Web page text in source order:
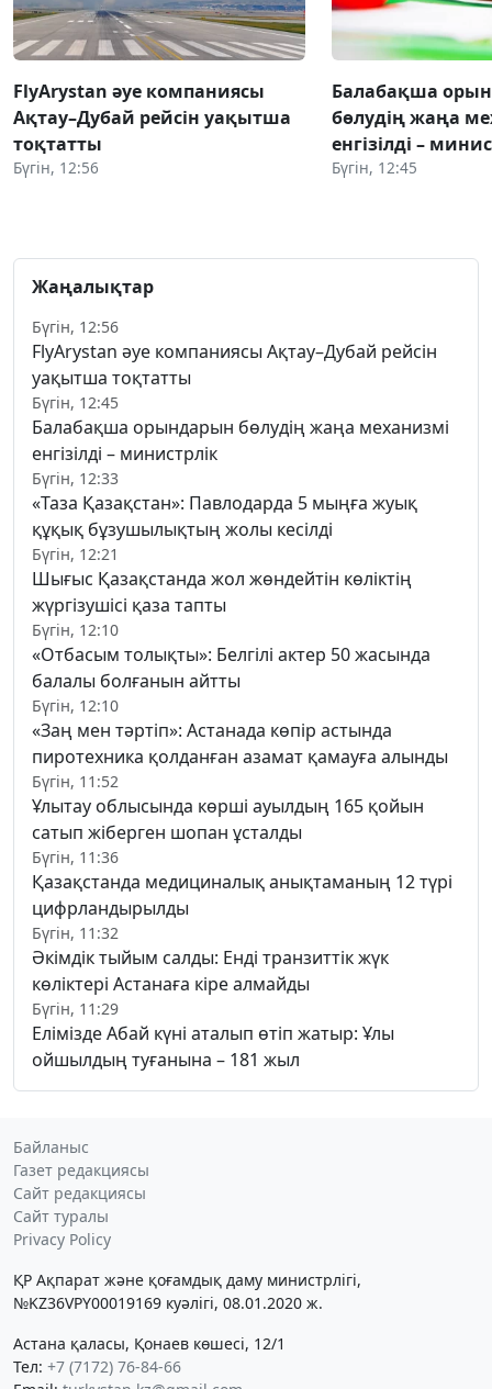
FlyArystan әуе компаниясы
Ақтау–Дубай рейсін уақытша
тоқтатты
Бүгін, 12:56
Балабақша
бөлудің жаңа
енгізілді –
Бүгін, 12:45
Жаңалықтар
Бүгін, 12:56
FlyArystan әуе компаниясы Ақтау–Дубай рейсін
уақытша тоқтатты
Бүгін, 12:45
Балабақша орындарын бөлудің жаңа механизмі
енгізілді – министрлік
Бүгін, 12:33
«Таза Қазақстан»: Павлодарда 5 мыңға жуық
құқық бұзушылықтың жолы кесілді
Бүгін, 12:21
Шығыс Қазақстанда жол жөндейтін көліктің
жүргізушісі қаза тапты
Бүгін, 12:10
«Отбасым толықты»: Белгілі актер 50 жасында
балалы болғанын айтты
Бүгін, 12:10
«Заң мен тәртіп»: Астанада көпір астында
пиротехника қолданған азамат қамауға алынды
Бүгін, 11:52
Ұлытау облысында көрші ауылдың 165 қойын
сатып жіберген шопан ұсталды
Бүгін, 11:36
Қазақстанда медициналық анықтаманың 12 түрі
цифрландырылды
Бүгін, 11:32
Әкімдік тыйым салды: Енді транзиттік жүк
көліктері Астанаға кіре алмайды
Бүгін, 11:29
Елімізде Абай күні аталып өтіп жатыр: Ұлы
ойшылдың туғанына – 181 жыл
Байланыс
Газет редакциясы
Сайт редакциясы
Сайт туралы
Privacy Policy
ҚР Ақпарат және қоғамдық даму министрлігі,
№KZ36VPY00019169 куәлігі, 08.01.2020 ж.
Астана қаласы, Қонаев көшесі, 12/1
Тел: +7 (7172) 76-84-66